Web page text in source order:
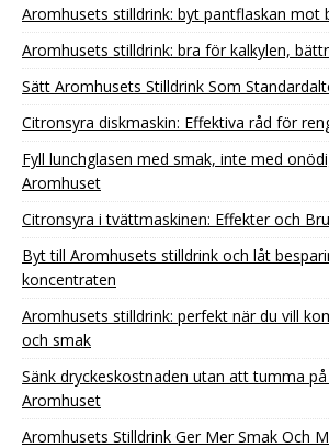
Aromhusets stilldrink: byt pantflaskan mot
Aromhusets stilldrink: bra för kalkylen,
Sätt Aromhusets Stilldrink Som
Citronsyra diskmaskin: Effektiva råd för
Fyll lunchglasen med smak, inte med
Aromhuset
Citronsyra i tvättmaskinen: Effekter och
Byt till Aromhusets stilldrink och låt
koncentraten
Aromhusets stilldrink: perfekt när du vill
och smak
Sänk dryckeskostnaden utan att tumma
Aromhuset
Aromhusets Stilldrink Ger Mer Smak Och